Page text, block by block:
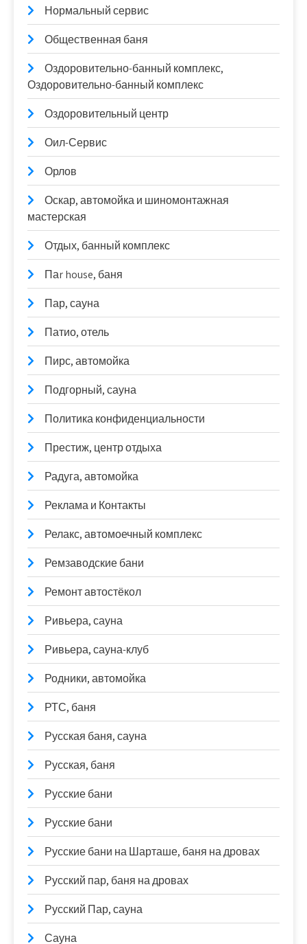
Нормальный сервис
Общественная баня
Оздоровительно-банный комплекс,
Оздоровительно-банный комплекс
Оздоровительный центр
Оил-Сервис
Орлов
Оскар, автомойка и шиномонтажная
мастерская
Отдых, банный комплекс
Паr house, баня
Пар, сауна
Патио, отель
Пирс, автомойка
Подгорный, сауна
Политика конфиденциальности
Престиж, центр отдыха
Радуга, автомойка
Реклама и Контакты
Релакс, автомоечный комплекс
Ремзаводские бани
Ремонт автостёкол
Ривьера, сауна
Ривьера, сауна-клуб
Родники, автомойка
РТС, баня
Русская баня, сауна
Русская, баня
Русские бани
Русские бани
Русские бани на Шарташе, баня на дровах
Русский пар, баня на дровах
Русский Пар, сауна
Сауна